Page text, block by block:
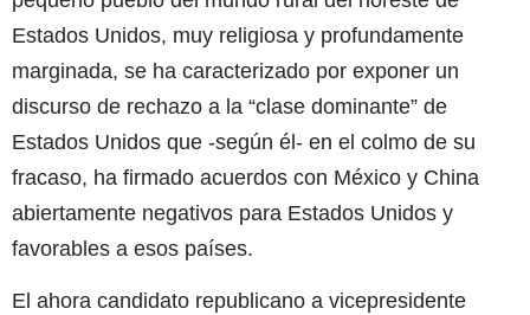
Estados Unidos, muy religiosa y profundamente
marginada, se ha caracterizado por exponer un
discurso de rechazo a la “clase dominante” de
Estados Unidos que -según él- en el colmo de su
fracaso, ha firmado acuerdos con México y China
abiertamente negativos para Estados Unidos y
favorables a esos países.
El ahora candidato republicano a vicepresidente